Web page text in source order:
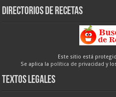
Directorios de recetas
Este sitio está
Se aplica la política de privacidad y
Textos legales